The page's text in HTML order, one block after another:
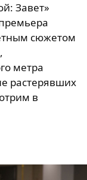
Завет»
сюжетом
метра
растерявших
в